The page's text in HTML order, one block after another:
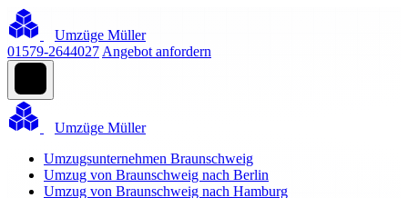
Umzüge Müller
01579-2644027 Angebot anfordern
Umzüge Müller
Umzugsunternehmen Braunschweig
Umzug von Braunschweig nach Berlin
Umzug von Braunschweig nach Hamburg